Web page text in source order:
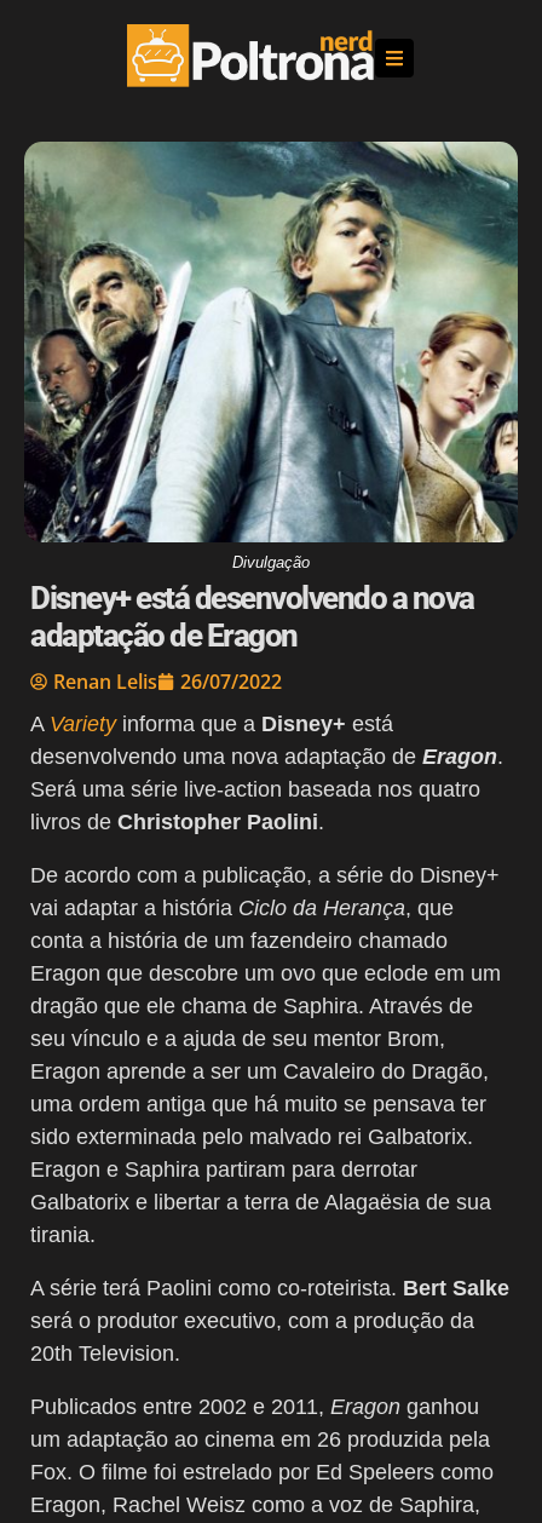
Divulgação
Disney+ está desenvolvendo a nova
adaptação de Eragon
Renan Lelis 26/07/2022
A Variety informa que a Disney+ está
desenvolvendo uma nova adaptação de Eragon.
Será uma série live-action baseada nos quatro
livros de Christopher Paolini.
De acordo com a publicação, a série do Disney+
vai adaptar a história Ciclo da Herança, que
conta a história de um fazendeiro chamado
Eragon que descobre um ovo que eclode em um
dragão que ele chama de Saphira. Através de
seu vínculo e a ajuda de seu mentor Brom,
Eragon aprende a ser um Cavaleiro do Dragão,
uma ordem antiga que há muito se pensava ter
sido exterminada pelo malvado rei Galbatorix.
Eragon e Saphira partiram para derrotar
Galbatorix e libertar a terra de Alagaësia de sua
tirania.
A série terá Paolini como co-roteirista. Bert Salke
será o produtor executivo, com a produção da
20th Television.
Publicados entre 2002 e 2011, Eragon ganhou
um adaptação ao cinema em 26 produzida pela
Fox. O filme foi estrelado por Ed Speleers como
Eragon, Rachel Weisz como a voz de Saphira,